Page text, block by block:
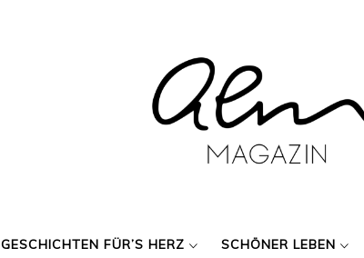
GESCHICHTEN FÜR’S HERZ SCHÖNER LEBEN